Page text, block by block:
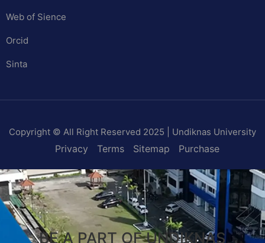
Web of Sience
Orcid
Sinta
Copyright © All Right Reserved 2025 | Undiknas University
Privacy Terms Sitemap Purchase
BE A PART OF UNDIKNAS